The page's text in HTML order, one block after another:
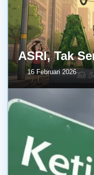
ASRI, Tak
16 Februari 2026